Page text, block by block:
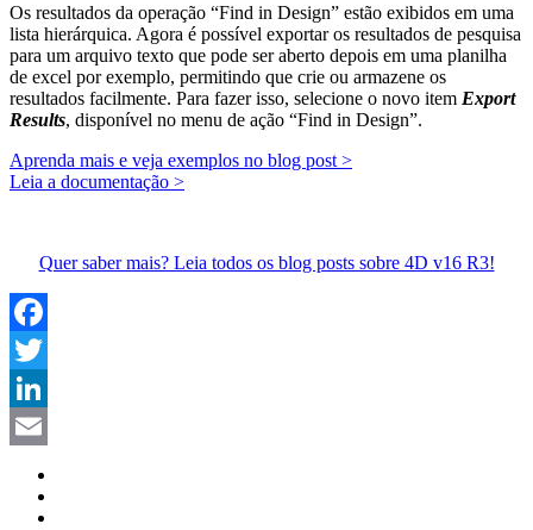
Os resultados da operação “Find in Design” estão exibidos em uma
lista hierárquica. Agora é possível exportar os resultados de pesquisa
para um arquivo texto que pode ser aberto depois em uma planilha
de excel por exemplo, permitindo que crie ou armazene os
resultados facilmente. Para fazer isso, selecione o novo item Export
Results, disponível no menu de ação “Find in Design”.
Aprenda mais e veja exemplos no blog post >
Leia a documentação >
Quer saber mais? Leia todos os blog posts sobre 4D v16 R3!
Facebook
Twitter
LinkedIn